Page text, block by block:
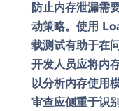
防止内存泄漏需
动策略。使用
载测试有助于在
开发人员应将内
以分析内存使用
审查应侧重于识